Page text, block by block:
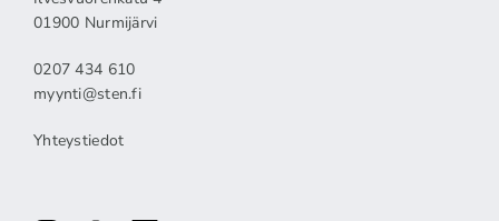
01900 Nurmijärvi
0207 434 610
myynti@sten.fi
Yhteystiedot